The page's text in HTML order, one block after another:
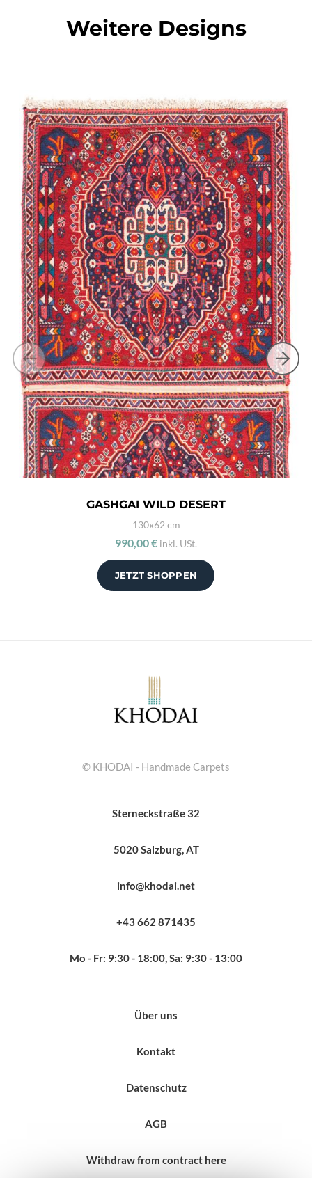
Weitere Designs
JETZT SHOPPEN
GASHGAI WILD DESERT
130x62 cm
990,00 € inkl. USt.
© KHODAI - Handmade Carpets
Sterneckstraße 32
5020 Salzburg, AT
info@khodai.net
+43 662 871435
Mo - Fr: 9:30 - 18:00, Sa: 9:30 - 13:00
Über uns
Kontakt
Datenschutz
AGB
Withdraw from contract here